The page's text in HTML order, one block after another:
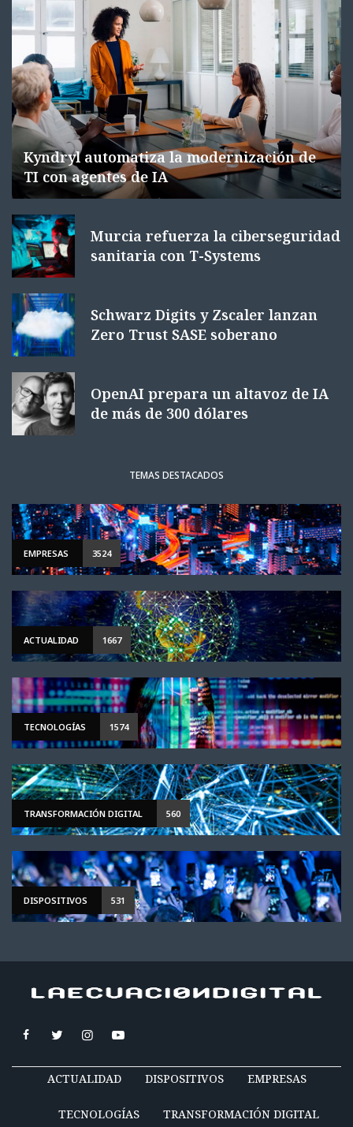
Kyndryl automatiza la modernización de
TI con agentes de IA
Murcia refuerza la ciberseguridad
sanitaria con T-Systems
Schwarz Digits y Zscaler lanzan
Zero Trust SASE soberano
OpenAI prepara un altavoz de IA
de más de 300 dólares
TEMAS DESTACADOS
EMPRESAS 3524
ACTUALIDAD 1667
TECNOLOGÍAS 1574
TRANSFORMACIÓN DIGITAL 560
DISPOSITIVOS 531
ACTUALIDAD DISPOSITIVOS EMPRESAS
TECNOLOGÍAS TRANSFORMACIÓN DIGITAL